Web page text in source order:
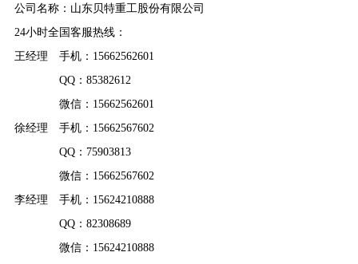
公司名称：山东贝特重工股份有限公司
24小时全国客服热线：
王经理 手机：15662562601
QQ：85382612
微信：15662562601
徐经理 手机：15662567602
QQ：75903813
微信：15662567602
李经理 手机：15624210888
QQ：82308689
微信：15624210888